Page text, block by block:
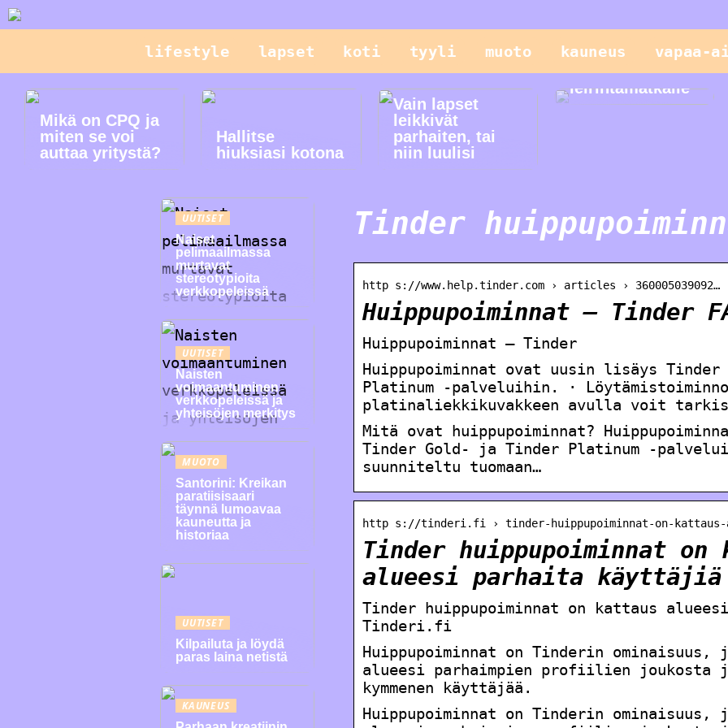
lifestyle lapset koti tyyli muoto kauneus vapaa-
Mikä on CPQ ja
miten se voi
auttaa yritystä?
Hallitse
hiuksiasi kotona
Vain lapset
leikkivät
parhaiten, tai
niin luulisi
Helppo illallinen
leirintämatkalle
Tinder
http s://www.help.tinder.com › articles › 360005039092…
Huippupoiminnat – Tinder
Huippupoiminnat – Tinder
Huippupoiminnat ovat uusin lisäys
Platinum ‑palveluihin. ·
platinaliekkikuvakkeen avulla voit
Mitä ovat huippupoiminnat?
Tinder Gold- ja Tinder Platinum
suunniteltu tuomaan…
http s://tinderi.fi › tinder-huippupoiminnat-on-kattaus-
Tinder huippupoiminnat on
alueesi parhaita käyttäjiä
Tinder huippupoiminnat on kattaus
Tinderi.fi
Huippupoiminnat on Tinderin ominaisuus,
alueesi parhaimpien profiilien
kymmenen käyttäjää.
Huippupoiminnat on Tinderin ominaisuus,
UUTISET
Naiset
pelimaailmassa
murtavat
stereotypioita
verkkopeleissä
UUTISET
Naisten
voimaantuminen
verkkopeleissä ja
yhteisöjen merkitys
MUOTO
Santorini: Kreikan
paratiisisaari
täynnä lumoavaa
kauneutta ja
historiaa
UUTISET
Kilpailuta ja löydä
paras laina netistä
KAUNEUS